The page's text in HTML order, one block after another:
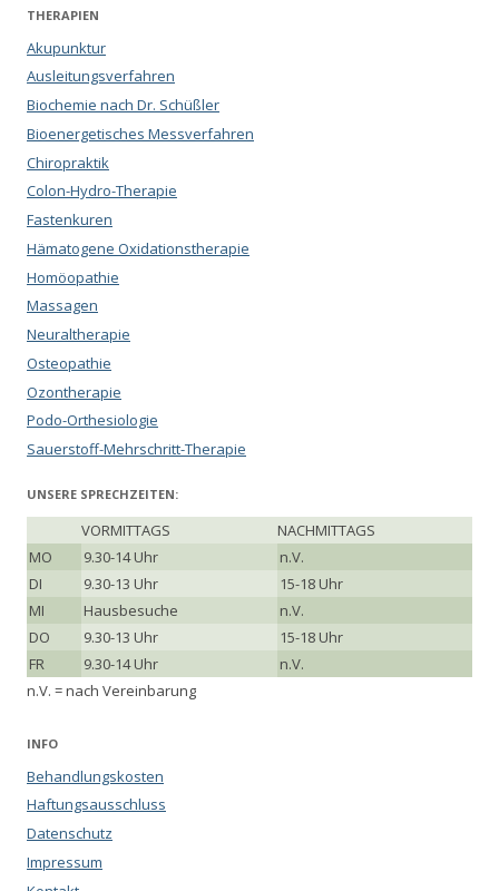
THERAPIEN
Akupunktur
Ausleitungsverfahren
Biochemie nach Dr. Schüßler
Bioenergetisches Messverfahren
Chiropraktik
Colon-Hydro-Therapie
Fastenkuren
Hämatogene Oxidationstherapie
Homöopathie
Massagen
Neuraltherapie
Osteopathie
Ozontherapie
Podo-Orthesiologie
Sauerstoff-Mehrschritt-Therapie
UNSERE SPRECHZEITEN:
VORMITTAGS
NACHMITTAGS
MO
9.30-14 Uhr
n.V.
DI
9.30-13 Uhr
15-18 Uhr
MI
Hausbesuche
n.V.
DO
9.30-13 Uhr
15-18 Uhr
FR
9.30-14 Uhr
n.V.
n.V. = nach Vereinbarung
INFO
Behandlungskosten
Haftungsausschluss
Datenschutz
Impressum